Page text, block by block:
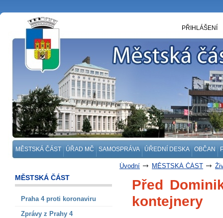
MĚSTSKÁ ČÁST ÚŘAD MČ SAMOSPRÁVA ÚŘEDNÍ DESKA OBČAN
PŘIHLÁŠENÍ
Úvodní MĚSTSKÁ ČÁST
MĚSTSKÁ ČÁST
Praha 4 proti koronaviru
Zprávy z Prahy 4
Před
kontejnery